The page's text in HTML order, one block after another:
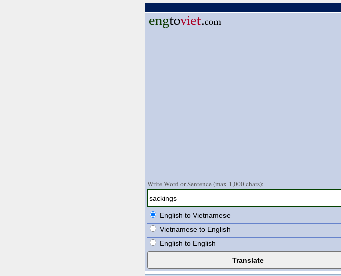
Write Word or Sentence (max 1,000 chars):
English to Vietnamese
Vietnamese to English
English to English